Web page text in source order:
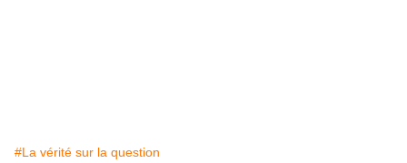
#La vérité sur la question